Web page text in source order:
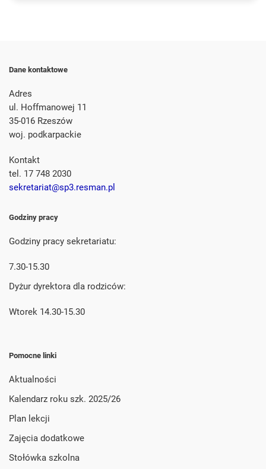
Dane kontaktowe
Adres
ul. Hoffmanowej 11
35-016 Rzeszów
woj. podkarpackie
Kontakt
tel. 17 748 2030
sekretariat@sp3.resman.pl
Godziny pracy
Godziny pracy sekretariatu:
7.30-15.30
Dyżur dyrektora dla rodziców:
Wtorek 14.30-15.30
Pomocne linki
Aktualności
Kalendarz roku szk. 2025/26
Plan lekcji
Zajęcia dodatkowe
Stołówka szkolna